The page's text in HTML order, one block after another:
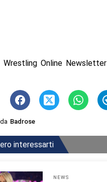
Wrestling Online Newsletter
Badrose
interessarti
NEWS